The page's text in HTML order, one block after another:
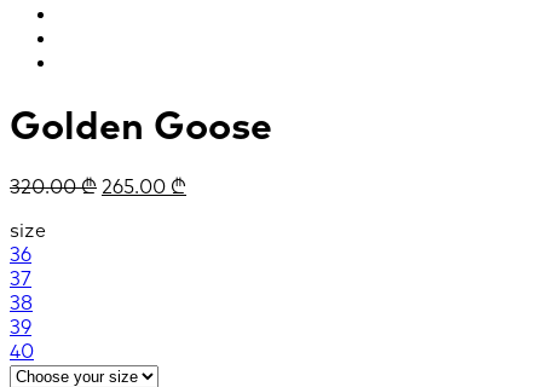
Golden Goose
320.00₾ 265.00 ₾
size
36
37
38
39
40